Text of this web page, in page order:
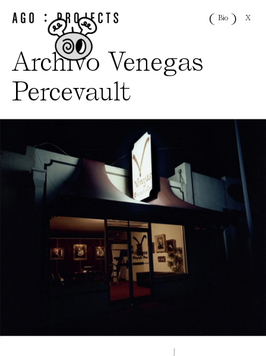
Bio X
Archivo Venegas
Percevault